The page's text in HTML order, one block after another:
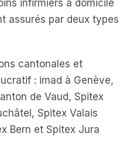
infirmiers à domicile
assurés par deux types
cantonales et
: imad à Genève,
de Vaud, Spitex
Spitex Valais
Bern et Spitex Jura